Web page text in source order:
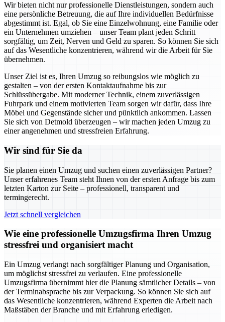
Wir bieten nicht nur professionelle Dienstleistungen, sondern auch
eine persönliche Betreuung, die auf Ihre individuellen Bedürfnisse
abgestimmt ist. Egal, ob Sie eine Einzelwohnung, eine Familie oder
ein Unternehmen umziehen – unser Team plant jeden Schritt
sorgfältig, um Zeit, Nerven und Geld zu sparen. So können Sie sich
auf das Wesentliche konzentrieren, während wir die Arbeit für Sie
übernehmen.
Unser Ziel ist es, Ihren Umzug so reibungslos wie möglich zu
gestalten – von der ersten Kontaktaufnahme bis zur
Schlüssübergabe. Mit moderner Technik, einem zuverlässigen
Fuhrpark und einem motivierten Team sorgen wir dafür, dass Ihre
Möbel und Gegenstände sicher und pünktlich ankommen. Lassen
Sie sich von Detmold überzeugen – wir machen jeden Umzug zu
einer angenehmen und stressfreien Erfahrung.
Wir sind für Sie da
Sie planen einen Umzug und suchen einen zuverlässigen Partner?
Unser erfahrenes Team steht Ihnen von der ersten Anfrage bis zum
letzten Karton zur Seite – professionell, transparent und
termingerecht.
Jetzt schnell vergleichen
Wie eine professionelle Umzugsfirma Ihren Umzug
stressfrei und organisiert macht
Ein Umzug verlangt nach sorgfältiger Planung und Organisation,
um möglichst stressfrei zu verlaufen. Eine professionelle
Umzugsfirma übernimmt hier die Planung sämtlicher Details – von
der Terminabsprache bis zur Verpackung. So können Sie sich auf
das Wesentliche konzentrieren, während Experten die Arbeit nach
Maßstäben der Branche und mit Erfahrung erledigen.